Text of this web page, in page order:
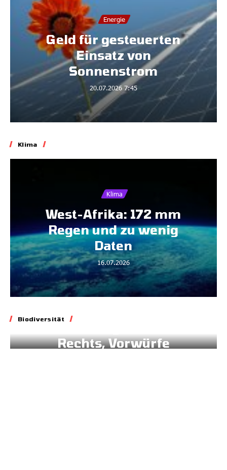
Energie
Geld für gesteuerten
Einsatz von
Sonnenstrom
20.07.2026 7:45
Klima
Klima
West-Afrika: 172 mm
Regen und zu wenig
Daten
16.07.2026
Biodiversität
Blockade geltenden
Rechts, Vorwürfe